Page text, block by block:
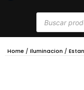
Home / Iluminacion /